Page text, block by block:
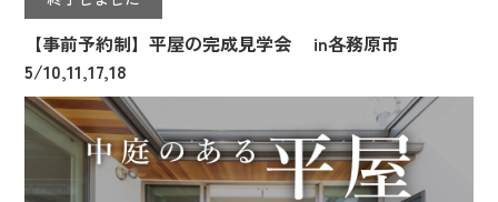
【事前予約制】平屋の完成見学会 in各務原市
5/10,11,17,18